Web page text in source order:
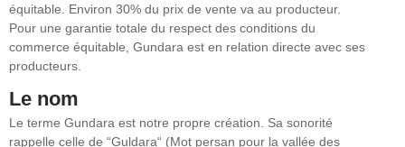
équitable. Environ 30% du prix de vente va au producteur.
Pour une garantie totale du respect des conditions du
commerce équitable, Gundara est en relation directe avec ses
producteurs.
Le nom
Le terme Gundara est notre propre création. Sa sonorité
rappelle celle de “Guldara“ (Mot persan pour la vallée des